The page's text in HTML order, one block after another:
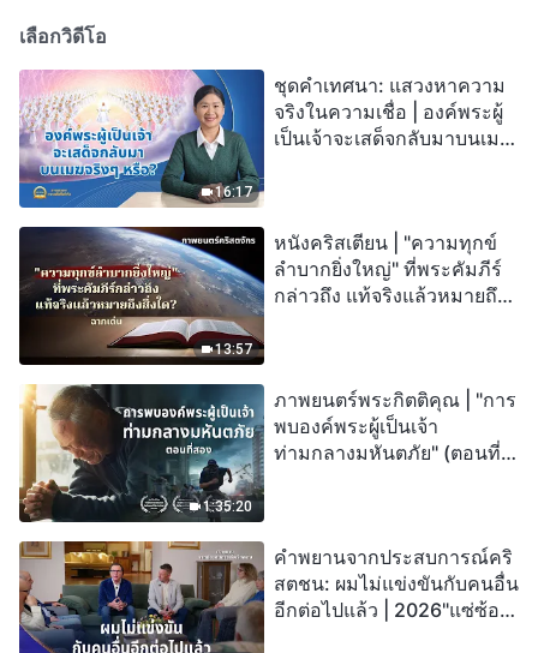
เลือกวิดีโอ
16:17
ชุดคำเทศนา: แสวงหาความ
จริงในความเชื่อ | องค์พระผู้
เป็นเจ้าจะเสด็จกลับมาบนเมฆ
13:57
หนังคริสเตียน | "ความทุกข์
ลำบากยิ่งใหญ่" ที่พระคัมภีร์
กล่าวถึง แท้จริงแล้วหมายถึง
1:35:20
ภาพยนตร์พระกิตติคุณ | "การ
พบองค์พระผู้เป็นเจ้า
ท่ามกลางมหันตภัย" (ตอนที่
คำพยานจากประสบการณ์คริ
สตชน: ผมไม่แข่งขันกับคนอื่น
อีกต่อไปแล้ว | 2026"แซ่ซ้อง